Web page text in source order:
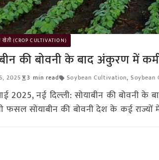
(CROP CULTIVATION)
की बोवनी के बाद अंकुरण में
2025 3 min read Soybean Cultivation,Soybean
2025, नई दिल्ली: सोयाबीन की बोवनी के
फसल सोयाबीन की बोवनी देश के कई राज्यों में